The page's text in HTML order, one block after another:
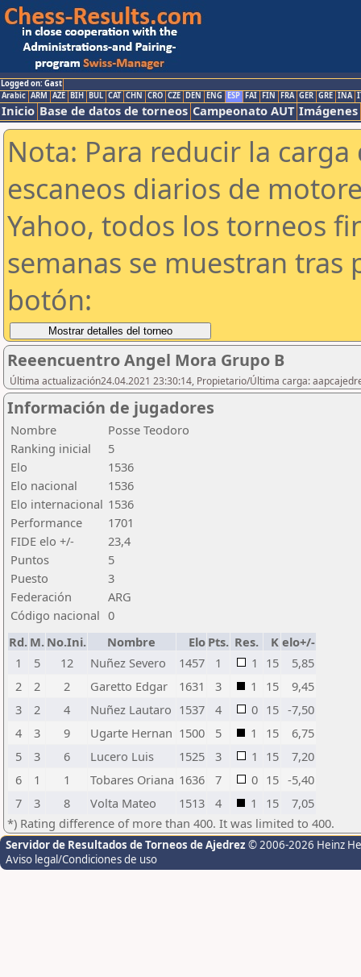
Logged on: Gast
Arabic ARM AZE BIH BUL CAT CHN CRO CZE DEN ENG ESP FAI FIN FRA GER GRE INA
Inicio Base de datos de torneos Campeonato AUT Imágenes
Nota: Para reducir la
escaneos diarios de
Yahoo, todos los torneos
semanas se muestran tras
botón:
Reeencuentro Angel Mora Grupo B
Última actualización24.04.2021 23:30:14, Propietario/Última carga:
Información de jugadores
Nombre
Posse Teodoro
Ranking inicial
5
Elo
1536
Elo nacional
1536
Elo internacional 1536
Performance
1701
FIDE elo +/-
23,4
Puntos
5
Puesto
3
Federación
ARG
Código nacional 0
Rd. M. No.Ini. Nombre Elo Pts. Res. K elo+/-
1
5 12 Nuñez Severo 1457 1 1 15
5,85
2
2 2 Garetto Edgar 1631 3 1 15
9,45
3
2 4 Nuñez Lautaro 1537 4 0 15 -7,50
4
3 9 Ugarte Hernan 1500 5 1 15
6,75
5
3 6 Lucero Luis 1525 3 1 15
7,20
6
1 1 Tobares Oriana 1636 7 0 15 -5,40
7
3 8 Volta Mateo 1513 4 1 15
7,05
*) Rating difference of more than 400. It was limited to 400.
Servidor de Resultados de Torneos de Ajedrez © 2006-2026 Heinz
Aviso legal/Condiciones de uso